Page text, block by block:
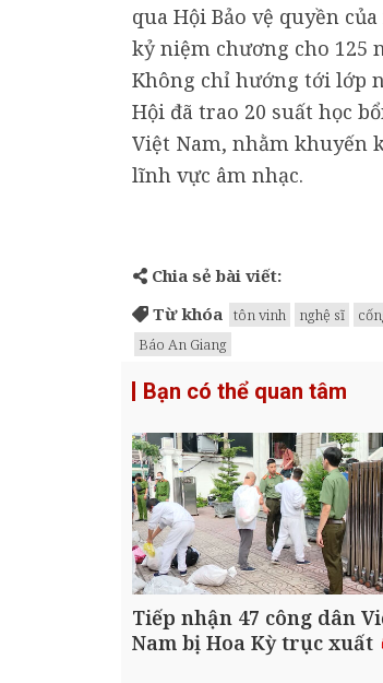
qua Hội Bảo vệ quyền
kỷ niệm chương cho 125
Không chỉ hướng tới lớp
Hội đã trao 20 suất học
Việt Nam, nhằm khuyến
lĩnh vực âm nhạc.
Chia sẻ bài viết:
Từ khóa tôn vinh nghệ sĩ
Báo An Giang
Bạn có thể quan tâm
Tiếp nhận 47 công dân
Nam bị Hoa Kỳ trục xuất